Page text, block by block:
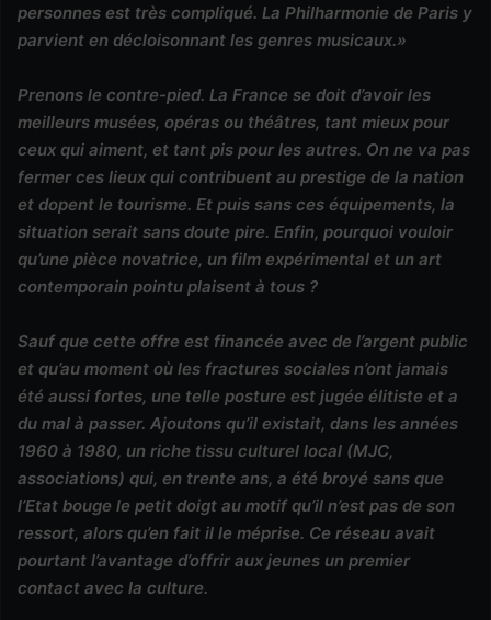
personnes est très compliqué. La Philharmonie de Paris y
parvient en décloisonnant les genres musicaux.»
Prenons le contre-pied. La France se doit d’avoir les
meilleurs musées, opéras ou théâtres, tant mieux pour
ceux qui aiment, et tant pis pour les autres. On ne va pas
fermer ces lieux qui contribuent au prestige de la nation
et dopent le tourisme. Et puis sans ces équipements, la
situation serait sans doute pire. Enfin, pourquoi vouloir
qu’une pièce novatrice, un film expérimental et un art
contemporain pointu plaisent à tous ?
Sauf que cette offre est financée avec de l’argent public
et qu’au moment où les fractures sociales n’ont jamais
été aussi fortes, une telle posture est jugée élitiste et a
du mal à passer. Ajoutons qu’il existait, dans les années
1960 à 1980, un riche tissu culturel local (MJC,
associations) qui, en trente ans, a été broyé sans que
l’Etat bouge le petit doigt au motif qu’il n’est pas de son
ressort, alors qu’en fait il le méprise. Ce réseau avait
pourtant l’avantage d’offrir aux jeunes un premier
contact avec la culture.